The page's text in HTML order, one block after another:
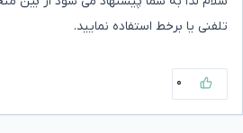
تلفنی یا برخط استفاده نمایید.
۰